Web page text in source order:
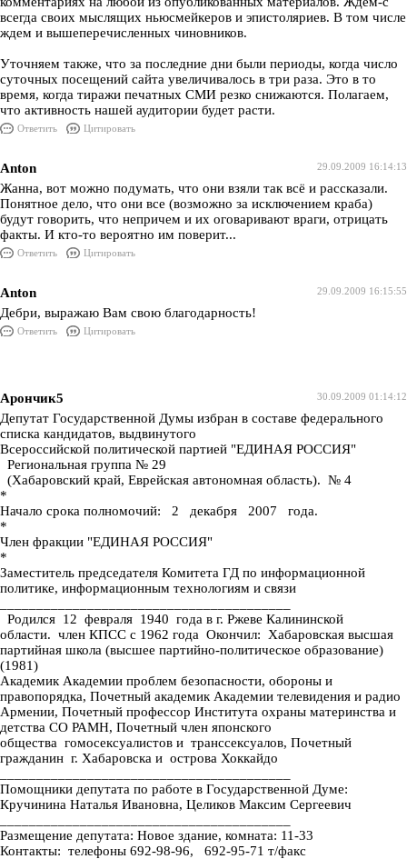
всегда своих мыслящих ньюсмейкеров и эпистоляриев. В том числе
ждем и вышеперечисленных чиновников.
Уточняем также, что за последние дни были периоды, когда число
суточных посещений сайта увеличивалось в три раза. Это в то
время, когда тиражи печатных СМИ резко снижаются. Полагаем,
что активность нашей аудитории будет расти.
Ответить Цитировать
29.09.2009 16:14:13
Anton
Жанна, вот можно подумать, что они взяли так всё и рассказали.
Понятное дело, что они все (возможно за исключением краба)
будут говорить, что непричем и их оговаривают враги, отрицать
факты. И кто-то вероятно им поверит...
Ответить Цитировать
29.09.2009 16:15:55
Anton
Дебри, выражаю Вам свою благодарность!
Ответить Цитировать
30.09.2009 01:14:12
Арончик5
Депутат Государственной Думы избран в составе федерального
списка кандидатов, выдвинутого
Всероссийской политической партией "ЕДИНАЯ РОССИЯ"
Региональная группа № 29
(Хабаровский край, Еврейская автономная область). № 4
*
Начало срока полномочий: 2 декабря 2007 года.
*
Член фракции "ЕДИНАЯ РОССИЯ"
*
Заместитель председателя Комитета ГД по информационной
политике, информационным технологиям и связи
Родился 12 февраля 1940 года в г. Ржеве Калининской
области. член КПСС с 1962 года Окончил: Хабаровская высшая
партийная школа (высшее партийно-политическое образование)
(1981)
Академик Академии проблем безопасности, обороны и
правопорядка, Почетный академик Академии телевидения и радио
Армении, Почетный профессор Института охраны материнства и
детства СО РАМН, Почетный член японского
общества гомосексуалистов и транссексуалов, Почетный
гражданин г. Хабаровска и острова Хоккайдо
Помощники депутата по работе в Государственной Думе:
Кручинина Наталья Ивановна, Целиков Максим Сергеевич
Размещение депутата: Новое здание, комната: 11-33
Контакты: телефоны 692-98-96, 692-95-71 т/факс